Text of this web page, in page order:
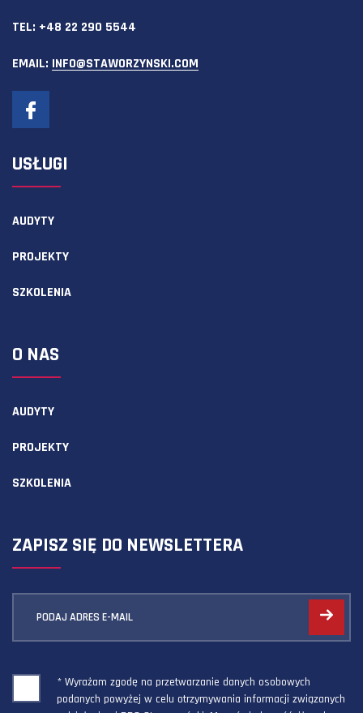
TEL: +48 22 290 5544
EMAIL: INFO@STAWORZYNSKI.COM
USŁUGI
AUDYTY
PROJEKTY
SZKOLENIA
O NAS
AUDYTY
PROJEKTY
SZKOLENIA
ZAPISZ SIĘ DO NEWSLETTERA
PODAJ ADRES E-MAIL
* Wyrażam zgodę na przetwarzanie danych osobowych
podanych powyżej w celu otrzymywania informacji związanych